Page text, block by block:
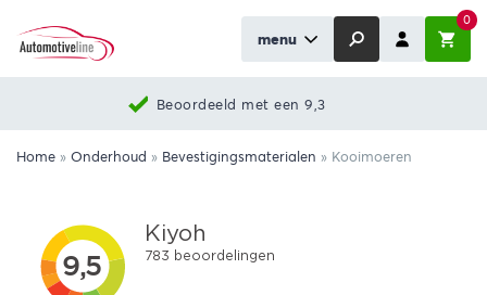
menu
0
Beoordeeld met een 9,3
Home » Onderhoud » Bevestigingsmaterialen » Kooimoeren